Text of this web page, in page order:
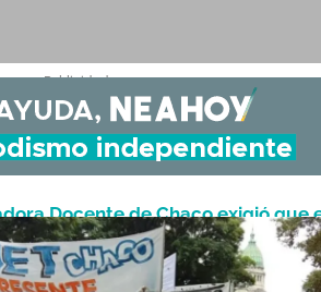
- Publicidad -
Docente de Chaco exigió que
«eliminen montos en negro»